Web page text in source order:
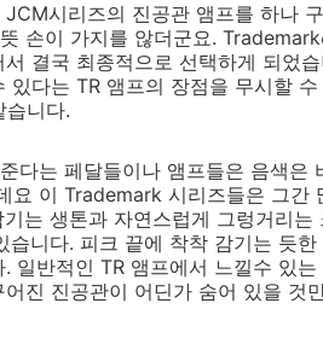
시리즈의 진공관 앰프를 하나
손이 가지를 않더군요.
결국 최종적으로 선택하게 되었
다는 TR 앰프의 장점을 무시할
습니다.
다는 페달들이나 앰프들은 음색은
요 이 Trademark 시리즈들은 그간
는 생톤과 자연스럽게 그렁거리
습니다. 피크 끝에 착착 감기는 듯
일반적인 TR 앰프에서 느낄수 있
진 진공관이 어딘가 숨어 있을 것